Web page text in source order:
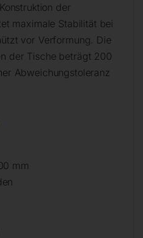
der
maximale Stabilität bei
vor Verformung. Die
der Tische beträgt 200
Abweichungstoleranz
mm